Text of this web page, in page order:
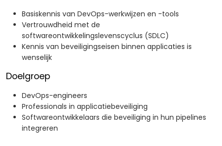
Basiskennis van DevOps-werkwijzen en -tools
Vertrouwdheid met de
softwareontwikkelingslevenscyclus (SDLC)
Kennis van beveiligingseisen binnen applicaties is
wenselijk
Doelgroep
DevOps-engineers
Professionals in applicatiebeveiliging
Softwareontwikkelaars die beveiliging in hun pipelines
integreren